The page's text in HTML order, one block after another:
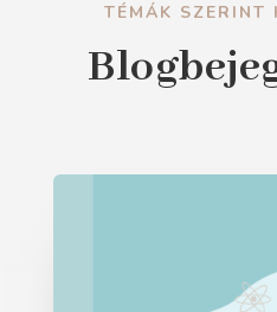
TÉMÁK SZERINT